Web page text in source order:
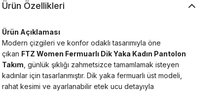
Ürün Özellikleri
Ürün Açıklaması
Modern çizgileri ve konfor odaklı tasarımıyla öne
çıkan FTZ Women Fermuarlı Dik Yaka Kadın Pantolon
Takım , günlük şıklığı zahmetsizce tamamlamak isteyen
kadınlar için tasarlanmıştır. Dik yaka fermuarlı üst modeli,
rahat kesimi ve ayarlanabilir etek ucu detayıyla